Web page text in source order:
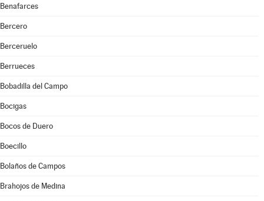
Benafarces
Bercero
Berceruelo
Berrueces
Bobadilla del Campo
Bocigas
Bocos de Duero
Boecillo
Bolaños de Campos
Brahojos de Medina